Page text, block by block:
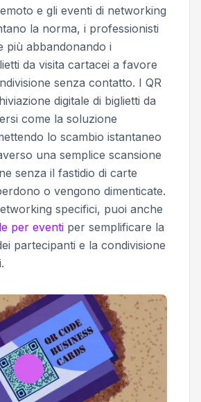
e gli eventi di networking
la norma, i professionisti
più abbandonando i
da visita cartacei a favore
senza contatto. I QR
digitale di biglietti da
come la soluzione
lo scambio istantaneo
una semplice scansione
senza il fastidio di carte
o vengono dimenticate.
specifici, puoi anche
per eventi per semplificare la
partecipanti e la condivisione